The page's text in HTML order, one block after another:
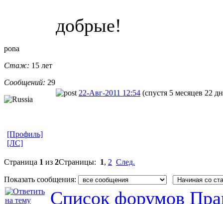
добрые!
pona
Стаж: 15 лет
Сообщений: 29
22-Авг-2011 12:54 (спустя 5 месяцев 22
[Профиль]
[ЛС]
Страница 1 из 2Страницы: 1, 2 След.
Показать сообщения:
Список форумов